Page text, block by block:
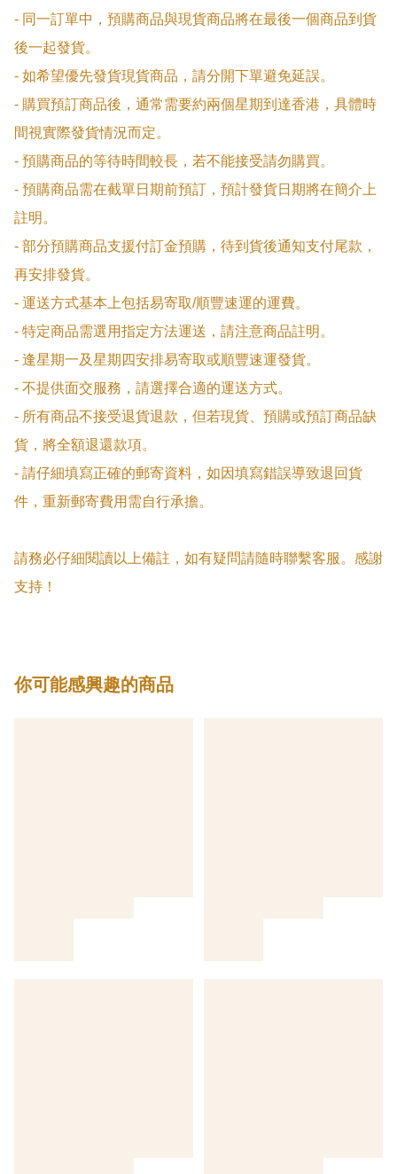
- 同一訂單中，預購商品與現貨商品將在最後一個商品到貨
後一起發貨。
- 如希望優先發貨現貨商品，請分開下單避免延誤。
- 購買預訂商品後，通常需要約兩個星期到達香港，具體時
間視實際發貨情況而定。
- 預購商品的等待時間較長，若不能接受請勿購買。
- 預購商品需在截單日期前預訂，預計發貨日期將在簡介上
註明。
- 部分預購商品支援付訂金預購，待到貨後通知支付尾款，
再安排發貨。
- 運送方式基本上包括易寄取/順豐速運的運費。
- 特定商品需選用指定方法運送，請注意商品註明。
- 逢星期一及星期四安排易寄取或順豐速運發貨。
- 不提供面交服務，請選擇合適的運送方式。
- 所有商品不接受退貨退款，但若現貨、預購或預訂商品缺
貨，將全額退還款項。
- 請仔細填寫正確的郵寄資料，如因填寫錯誤導致退回貨
件，重新郵寄費用需自行承擔。
請務必仔細閱讀以上備註，如有疑問請隨時聯繫客服。感謝
支持！
你可能感興趣的商品